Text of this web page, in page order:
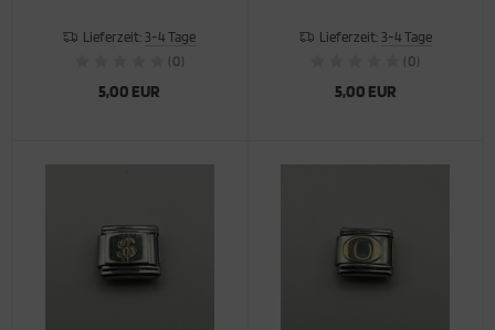
Lieferzeit: 3-4 Tage
(0)
5,00 EUR
Lieferzeit: 3-4 Tage
(0)
5,00 EUR